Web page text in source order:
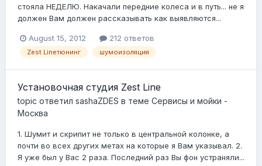
стояла НЕДЕЛЮ. Накачали передние колеса и в путь... не я
должен Вам должен рассказывать как выявляются...
August 15, 2012 212 ответов
Zest Lineтюнинг шумоизоляция
Установочная студия Zest Line
topic ответил sashaZDES в теме Сервисы и мойки -
Москва
1. Шумит и скрипит не только в центральной колонке, а
почти во всех других метах на которые я Вам указывал. 2.
Я уже был у Вас 2 раза. Последний раз Вы фон устраняли...